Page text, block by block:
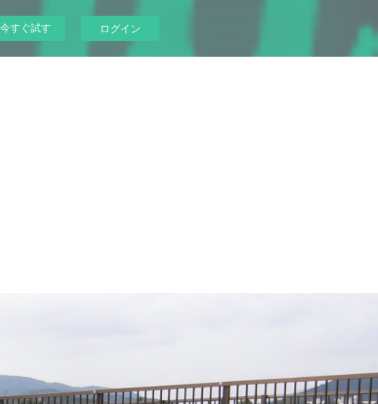
今すぐ試す ログイン